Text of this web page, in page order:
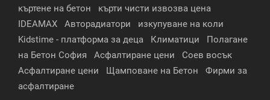
къртене на бетон
кърти чисти извозва цена
IDEAMAX
Авторадиатори
изкупуване на коли
Kidstime - платформа за деца
Климатици
Полагане
на Бетон София
Асфалтиране цени
Соев восък
Асфалтиране цени
Щамповане на Бетон
Фирми за
асфалтиране